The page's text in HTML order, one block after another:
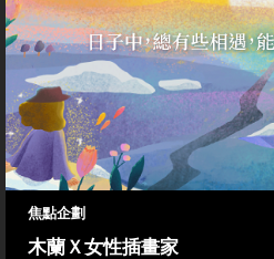
焦點企劃
木蘭Ｘ女性插畫家